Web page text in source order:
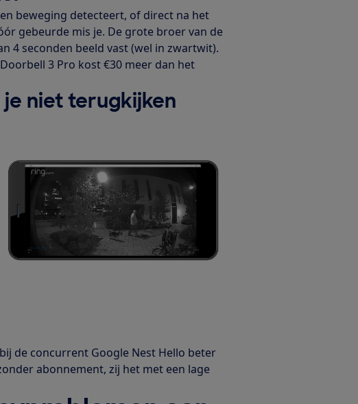
beweging detecteert, of direct na het
gebeurde mis je. De grote broer van de
4 seconden beeld vast (wel in zwartwit).
3 Pro kost €30 meer dan het
niet terugkijken
de concurrent Google Nest Hello beter
abonnement, zij het met een lage